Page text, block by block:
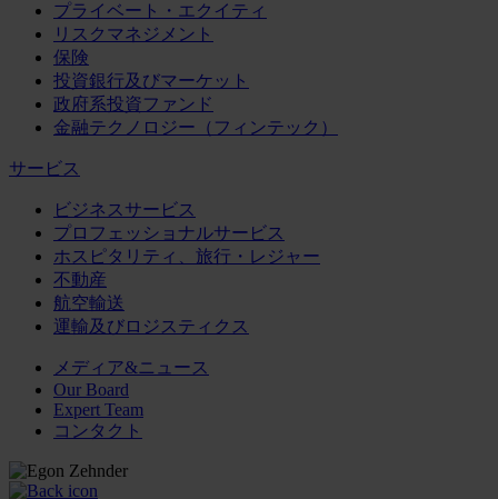
プライベート・エクイティ
リスクマネジメント
保険
投資銀行及びマーケット
政府系投資ファンド
金融テクノロジー（フィンテック）
サービス
ビジネスサービス
プロフェッショナルサービス
ホスピタリティ、旅行・レジャー
不動産
航空輸送
運輸及びロジスティクス
メディア&ニュース
Our Board
Expert Team
コンタクト